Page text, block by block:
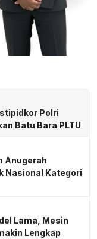
Polri
Batu Bara PLTU
Anugerah
Nasional Kategori
Lama, Mesin
Lengkap